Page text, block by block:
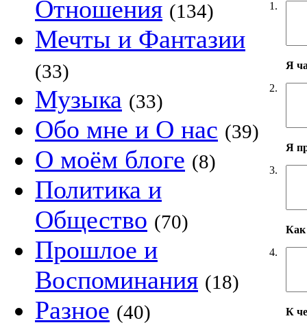
Отношения (134)
Мечты и Фантазии
(33)
Музыка (33)
Обо мне и О нас (39)
О моём блоге (8)
Политика и
Общество (70)
Прошлое и
Воспоминания (18)
Разное (40)
1.
2.
Я
3.
Я
4.
Как
К